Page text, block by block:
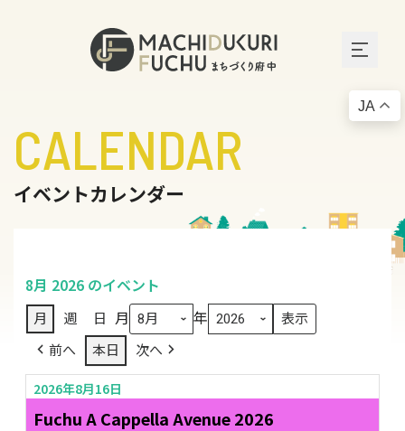
CALENDAR
イベントカレンダー
8月 2026 のイベント
月 週 日 月 年
前へ 本日 次へ
2026年8月16日
Fuchu A Cappella Avenue 2026
JA